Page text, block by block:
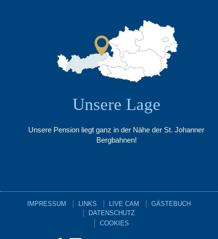
Unsere Lage
Unsere Pension liegt ganz in der Nähe der St. Johanner
Bergbahnen!
IMPRESSUM LINKS LIVE CAM
GÄSTEBUCH
DATENSCHUTZ
COOKIES